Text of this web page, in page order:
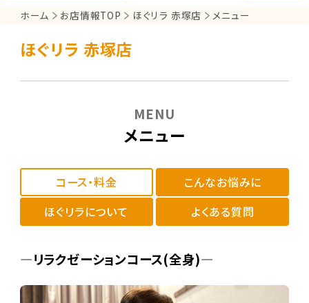
ホーム お店情報TOP ほぐリラ 赤塚店 メニュー
ほぐリラ 赤塚店
メニュー
MENU
コース・料金
こんなお悩みに
ほぐリラについて
よくある質問
―リラクゼーションコース(全身)―